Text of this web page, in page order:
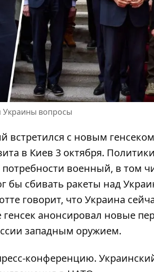
Украины вопросы
встретился с новым
в Киев 3 октября.
военный, в том
бы сбивать ракеты над
говорит, что Украина
анонсировал новые
западным оружием.
конференцию.